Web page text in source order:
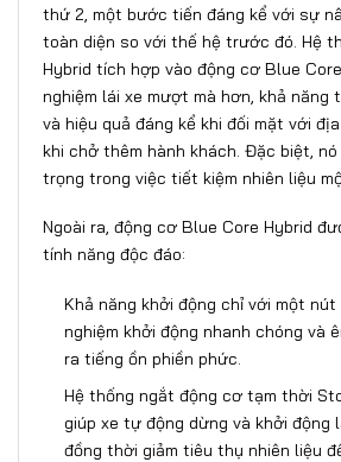
thứ 2, một bước tiến đáng kể với sự
toàn diện so với thế hệ trước đó. Hệ
Hybrid tích hợp vào động cơ Blue
nghiệm lái xe mượt mà hơn, khả năng
và hiệu quả đáng kể khi đối mặt với
khi chở thêm hành khách. Đặc biệt,
trọng trong việc tiết kiệm nhiên liệu
Ngoài ra, động cơ Blue Core Hybrid
tính năng độc đáo:
Khả năng khởi động chỉ với một
nghiệm khởi động nhanh chóng và
ra tiếng ồn phiền phức.
Hệ thống ngắt động cơ tạm thời
giúp xe tự động dừng và khởi động
đồng thời giảm tiêu thụ nhiên liệu